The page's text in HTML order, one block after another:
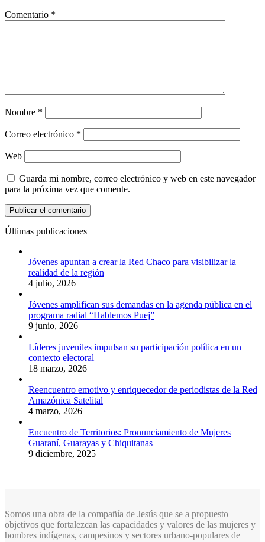
Comentario *
Nombre *
Correo electrónico *
Web
Guarda mi nombre, correo electrónico y web en este navegador
para la próxima vez que comente.
Últimas publicaciones
Jóvenes apuntan a crear la Red Chaco para visibilizar la
realidad de la región
4 julio, 2026
Jóvenes amplifican sus demandas en la agenda pública en el
programa radial “Hablemos Puej”
9 junio, 2026
Líderes juveniles impulsan su participación política en un
contexto electoral
18 marzo, 2026
Reencuentro emotivo y enriquecedor de periodistas de la Red
Amazónica Satelital
4 marzo, 2026
Encuentro de Territorios: Pronunciamiento de Mujeres
Guaraní, Guarayas y Chiquitanas
9 diciembre, 2025
Somos una obra de la compañía de Jesús que se a propuesto
objetivos que fortalezcan las capacidades y valores de las mujeres y
hombres indígenas, campesinos y sectores urbano-populares de